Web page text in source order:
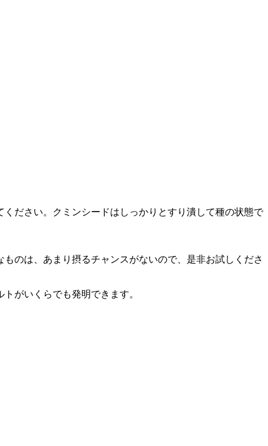
ださい。クミンシードはしっかりとすり潰して種の状態で
のは、あまり摂るチャンスがないので、是非お試しくださ
がいくらでも発明できます。